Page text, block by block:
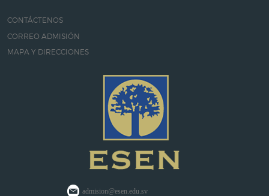
CONTÁCTENOS
CORREO ADMISIÓN
MAPA Y DIRECCIONES
admision@esen.edu.sv